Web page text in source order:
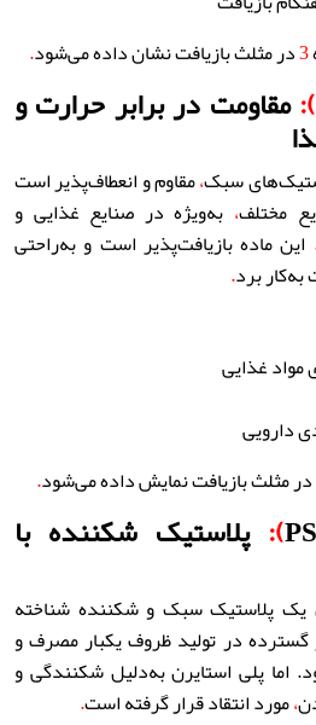
در مثلث بازیافت نشان داده می‌شود.
): مقاومت در برابر حرارت و
سبک،مقاوم و انعطاف‌پذیر است
مختلف، به‌ویژه در صنایع غذایی و
این ماده بازیافت‌پذیر است و به‌راحتی
برد.
غذایی
دارویی
در مثلث بازیافت نمایش داده می‌شود.
PS
):پلاستیک شکننده با
یک پلاستیک سبک و شکننده شناخته
گسترده در تولید ظروف یکبار مصرف و
اما پلی استایرن به‌دلیل شکنندگی و
،مورد انتقاد قرار گرفته است.